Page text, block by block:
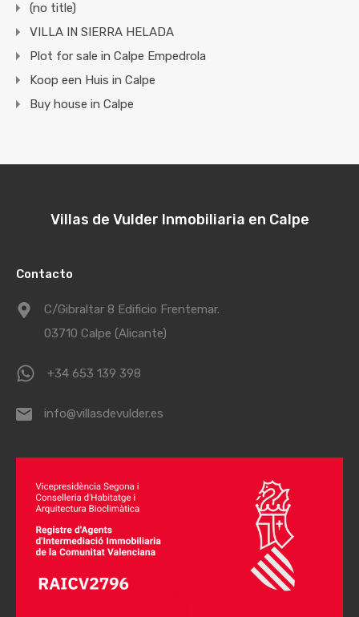
(no title)
VILLA IN SIERRA HELADA
Plot for sale in Calpe Empedrola
Koop een Huis in Calpe
Buy house in Calpe
Villas de Vulder Inmobiliaria en Calpe
Contacto
C/Gibraltar 8 Edificio Frentemar.
03710 Calpe (Alicante)
+34 653 139 398
info@villasdevulder.es